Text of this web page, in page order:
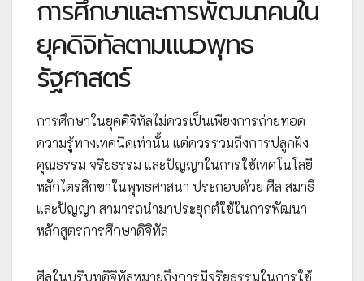
การศึกษาและการพัฒนาคนใน
ยุคดิจิทัลตามแนวพุทธ
รัฐศาสตร์
การศึกษาในยุคดิจิทัลไม่ควรเป็นเพียงการถ่ายทอด
ความรู้ทางเทคนิคเท่านั้น แต่ควรรวมถึงการปลูกฝัง
คุณธรรม จริยธรรม และปัญญาในการใช้เทคโนโลยี
หลักไตรสิกขาในพุทธศาสนา ประกอบด้วย ศีล สมาธิ
และปัญญา สามารถนำมาประยุกต์ใช้ในการพัฒนา
หลักสูตรการศึกษาดิจิทัล
ศีลในบริบทดิจิทัลหมายถึงการมีจริยธรรมในการใช้